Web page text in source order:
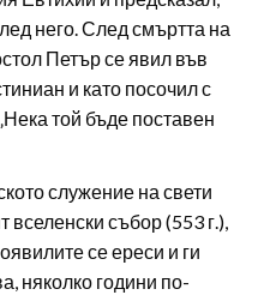
него. След смъртта на
Петър се явил във
и като посочил с
той бъде поставен
служение на свети
вселенски събор (553 г.),
се ереси и ги
няколко години по-